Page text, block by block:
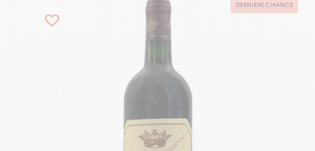
DERNIÈRE CHANCE